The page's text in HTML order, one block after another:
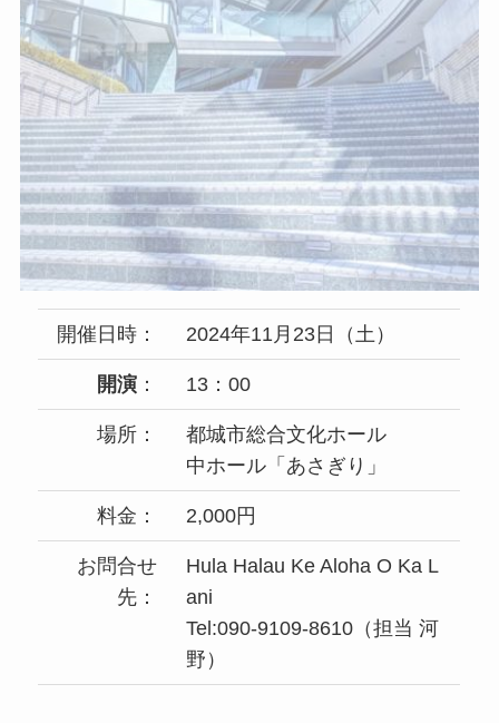
開催日時： 2024年11月23日（土）
開演： 13：00
場所：
都城市総合文化ホール
中ホール「あさぎり」
料金： 2,000円
お問合せ
先：
Hula Halau Ke Aloha O Ka L
ani
Tel:090-9109-8610（担当 河
野）